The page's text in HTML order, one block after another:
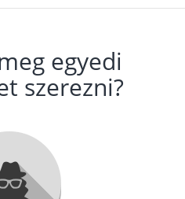
egyedi
szerezni?